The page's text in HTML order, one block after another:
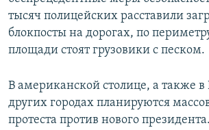
тысяч полицейских расставили
блокпосты на дорогах, по
площади стоят грузовики с песком.
В американской столице, а также
других городах планируются
протеста против нового президента.